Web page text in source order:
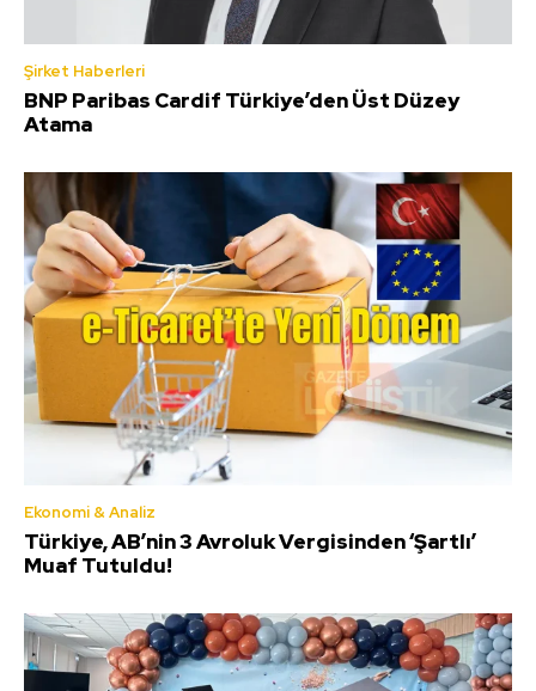
Şirket Haberleri
BNP Paribas Cardif Türkiye’den Üst Düzey
Atama
Ekonomi & Analiz
Türkiye, AB’nin 3 Avroluk Vergisinden ‘Şartlı’
Muaf Tutuldu!